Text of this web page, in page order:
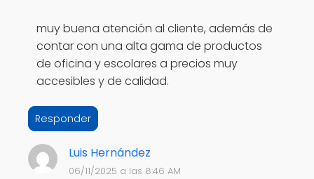
muy buena atención al cliente, además de
contar con una alta gama de productos
de oficina y escolares a precios muy
accesibles y de calidad.
Responder
Luis Hernández
06/11/2025 a las 8:46 AM